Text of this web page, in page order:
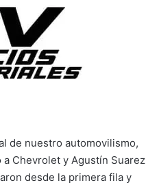
de nuestro automovilismo,
Chevrolet y Agustín Suarez
desde la primera fila y